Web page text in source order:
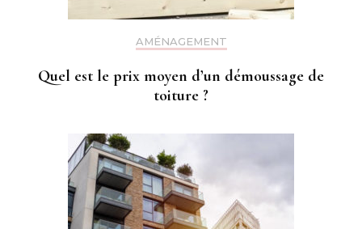
AMÉNAGEMENT
Quel est le prix moyen d’un démoussage de
toiture ?